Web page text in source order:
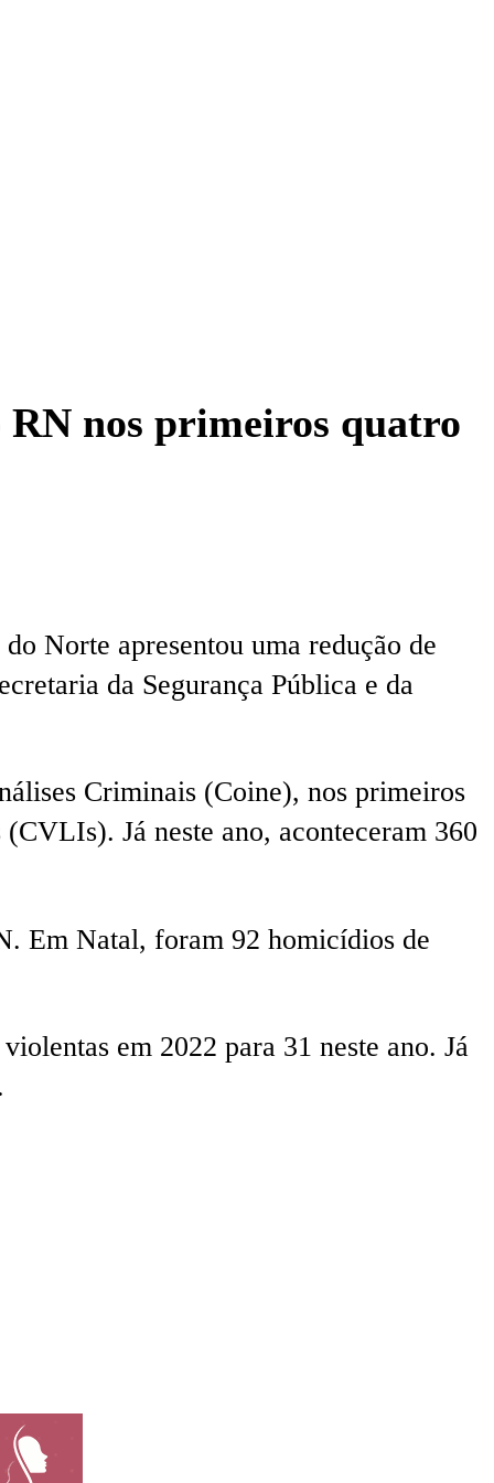
RN nos primeiros quatro
Norte apresentou uma redução de
da Segurança Pública e da
Criminais (Coine), nos primeiros
Já neste ano, aconteceram 360
Em Natal, foram 92 homicídios de
em 2022 para 31 neste ano. Já